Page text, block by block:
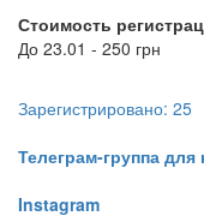
Стоимость
До 23.01 - 250 грн
Зарегистрировано: 25
Телеграм-группа
Instagram